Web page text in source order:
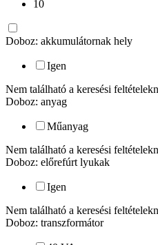
10
Doboz: akkumulátornak hely
Igen
Nem található a keresési
Doboz: anyag
Műanyag
Nem található a keresési
Doboz: előrefúrt lyukak
Igen
Nem található a keresési
Doboz: transzformátor